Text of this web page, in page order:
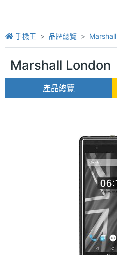
手機王 品牌總覽 Marshall
Marshall London
產品總覽